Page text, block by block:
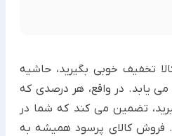
تخفیف خوبی بگیرید، حاشیه
یابد. در واقع، هر درصدی که
تضمین می کند که شما در
فروش کالای پرسود همیشه به